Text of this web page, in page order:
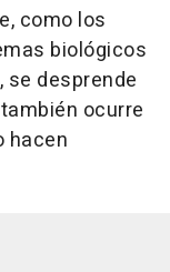
como los
biológicos
desprende
ocurre
hacen